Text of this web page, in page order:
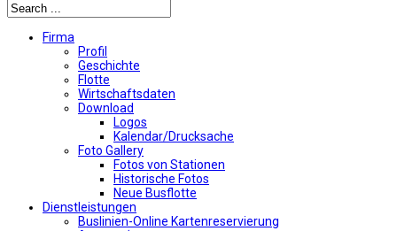
Firma
Profil
Geschichte
Flotte
Wirtschaftsdaten
Download
Logos
Kalendar/Drucksache
Foto Gallery
Fotos von Stationen
Historische Fotos
Neue Busflotte
Dienstleistungen
Buslinien-Online Kartenreservierung